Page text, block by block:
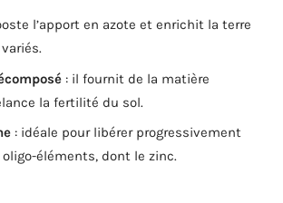
l’apport en azote et enrichit la terre
: il fournit de la matière
la fertilité du sol.
: idéale pour libérer progressivement
éléments, dont le zinc.